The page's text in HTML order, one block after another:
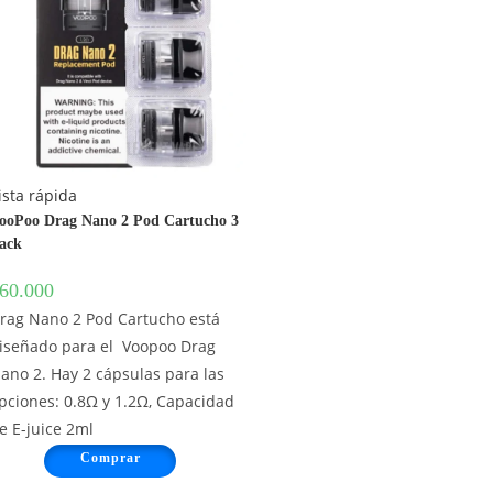
rápida
Drag Nano 2 Pod Cartucho 3
60.000
Nano 2 Pod Cartucho está
para el Voopoo Drag
2. Hay 2 cápsulas para las
0.8Ω y 1.2Ω, Capacidad
E-juice 2ml
Comprar